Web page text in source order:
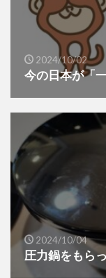
2024/10/02
今の日本が「
2024/10/04
圧力鍋をもら